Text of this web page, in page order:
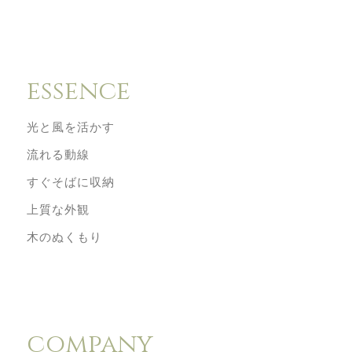
essence
光と風を活かす
流れる動線
すぐそばに収納
上質な外観
木のぬくもり
company